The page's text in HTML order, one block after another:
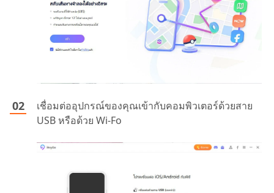
เชื่อมต่ออุปกรณ์ของคุณเข้ากับคอมพิวเตอร์ด้วยสาย
USB หรือด้วย Wi-Fo